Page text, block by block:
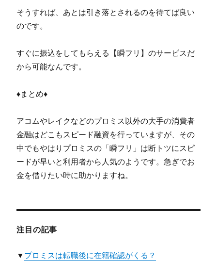
そうすれば、あとは引き落とされるのを待てば良い
のです。
すぐに振込をしてもらえる【瞬フリ】のサービスだ
から可能なんです。
♦まとめ♦
アコムやレイクなどのプロミス以外の大手の消費者
金融はどこもスピード融資を行っていますが、その
中でもやはりプロミスの「瞬フリ」は断トツにスピ
ードが早いと利用者から人気のようです。急ぎでお
金を借りたい時に助かりますね。
注目の記事
▼ プロミスは転職後に在籍確認がくる？